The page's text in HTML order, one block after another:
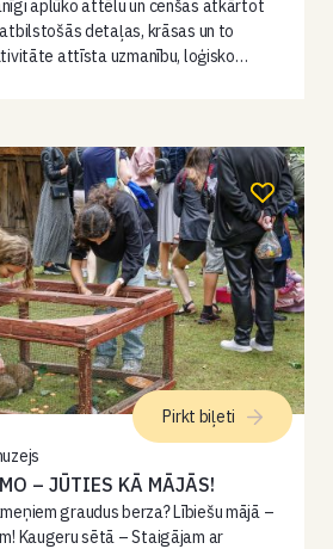
aplūko attēlu un cenšas atkārtot
detaļas, krāsas un to
attīsta uzmanību, loģisko…
– JŪTIES KĀ MĀJĀS!
graudus berza? Lībiešu mājā –
Kaugeru sētā – Staigājam ar
Pirkt biļeti